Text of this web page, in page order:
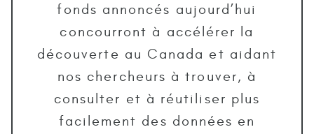
fonds annoncés aujourd’hui
concourront à accélérer la
découverte au Canada et aidant
nos chercheurs à trouver, à
consulter et à réutiliser plus
facilement des données en